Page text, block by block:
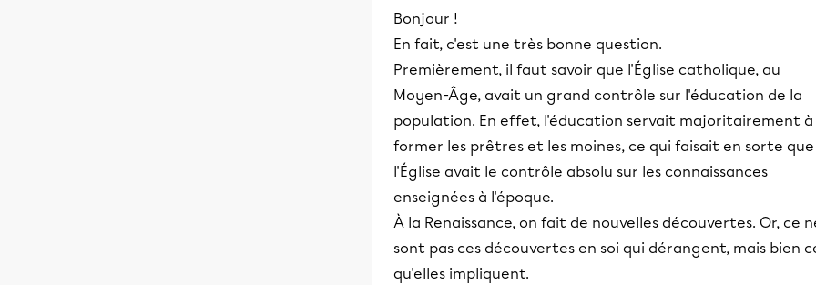
Bonjour !
En fait, c'est une très bonne question.
Premièrement, il faut savoir que l'Église catholique, au
Moyen-Âge, avait un grand contrôle sur l'éducation de la
population. En effet, l'éducation servait majoritairement à
former les prêtres et les moines, ce qui faisait en sorte que
l'Église avait le contrôle absolu sur les connaissances
enseignées à l'époque.
À la Renaissance, on fait de nouvelles découvertes. Or, ce
sont pas ces découvertes en soi qui dérangent, mais bien
qu'elles impliquent.